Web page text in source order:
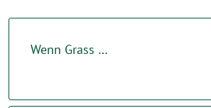
Wenn Grass …